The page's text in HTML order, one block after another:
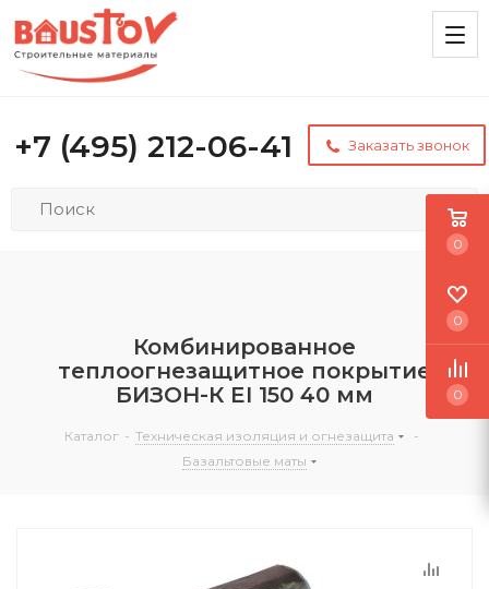
+7 (495) 212-06-41 Заказать звонок
Комбинированное
теплоогнезащитное покрытие
БИЗОН-К EI 150 40 мм
Каталог - Техническая изоляция и огнезащита
-
Базальтовые маты
0
0
0